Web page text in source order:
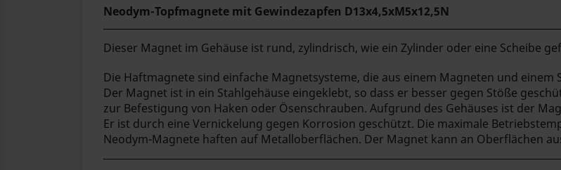
Neodym-Topfmagnete mit Gewindezapfen D13x4,5xM5x12,5N
Dieser Magnet im Gehäuse ist rund, zylindrisch, wie ein Zylinder oder eine Scheibe
Die Haftmagnete sind einfache Magnetsysteme, die aus einem Magneten und einem
Der Magnet ist in ein Stahlgehäuse eingeklebt, so dass er besser gegen Stöße
zur Befestigung von Haken oder Ösenschrauben. Aufgrund des Gehäuses ist der
Er ist durch eine Vernickelung gegen Korrosion geschützt. Die maximale
Neodym-Magnete haften auf Metalloberflächen. Der Magnet kann an Oberflächen